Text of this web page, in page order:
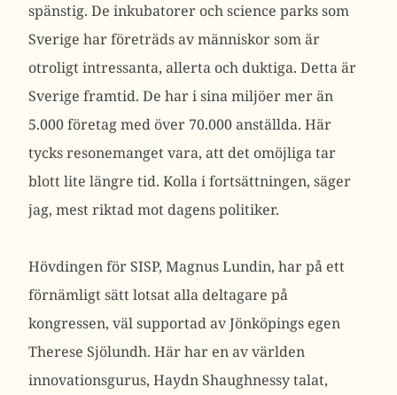
spänstig. De inkubatorer och science parks som
Sverige har företräds av människor som är
otroligt intressanta, allerta och duktiga. Detta är
Sverige framtid. De har i sina miljöer mer än
5.000 företag med över 70.000 anställda. Här
tycks resonemanget vara, att det omöjliga tar
blott lite längre tid. Kolla i fortsättningen, säger
jag, mest riktad mot dagens politiker.
Hövdingen för SISP, Magnus Lundin, har på ett
förnämligt sätt lotsat alla deltagare på
kongressen, väl supportad av Jönköpings egen
Therese Sjölundh. Här har en av världen
innovationsgurus, Haydn Shaughnessy talat,